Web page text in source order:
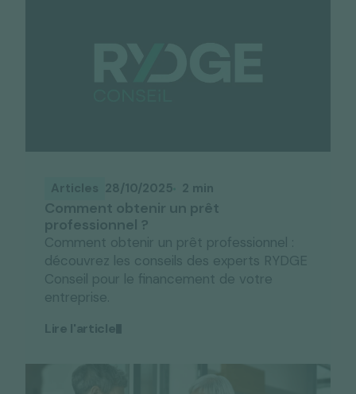
Articles 28/10/2025 2 min
Comment obtenir un prêt
professionnel ?
Comment obtenir un prêt professionnel :
découvrez les conseils des experts RYDGE
Conseil pour le financement de votre
entreprise.
Lire l'article